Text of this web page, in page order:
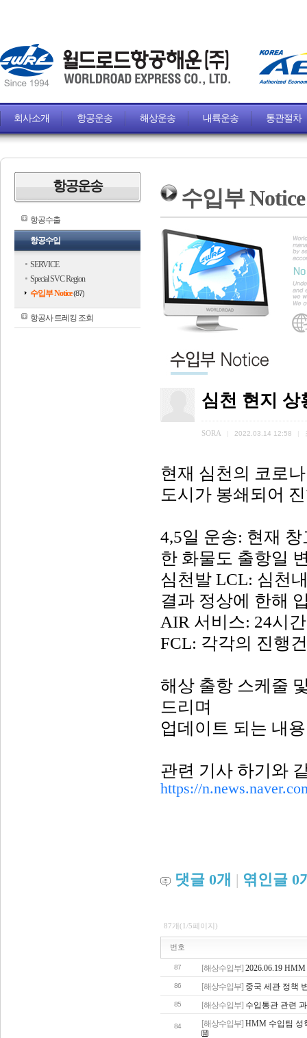
회사소개 항공운송 해상운송 내륙운송 통관절차
항공운송
항공수출
항공수입
SERVICE
Special SVC Region
수입부 Notice(87)
항공사 트레킹 조회
수입부 Notice
심천 현지
SORA 2022.03.14 12:58
현재 심천의 코로
도시가 봉쇄되어
4,5일 운송: 현재
한 화물도 출항일
심천발 LCL: 심천
결과 정상에 한해
AIR 서비스: 24시
FCL: 각각의 진행
해상 출항 스케줄
드리며
업데이트 되는 내
관련 기사 하기와
https://
댓글 0개 | 엮인글 0
87개(1/5페이지)
번호
87 [해상수입부] 2026.06.19
86 [해상수입부] 중국 세관 정책
85 [해상수입부] 수입통관 관련
84 [해상수입부] HMM 수입팀 성